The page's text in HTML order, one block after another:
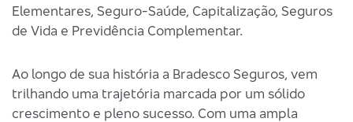
Elementares, Seguro-Saúde, Capitalização, Seguros
de Vida e Previdência Complementar.
Ao longo de sua história a Bradesco Seguros, vem
trilhando uma trajetória marcada por um sólido
crescimento e pleno sucesso. Com uma ampla